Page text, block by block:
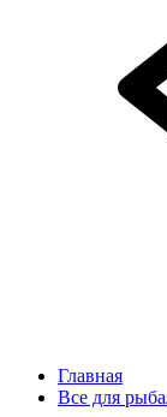
Главная
Все для